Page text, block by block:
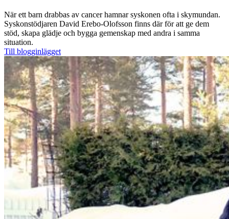
När ett barn drabbas av cancer hamnar syskonen ofta i skymundan.
Syskonstödjaren David Erebo-Olofsson finns där för att ge dem
stöd, skapa glädje och bygga gemenskap med andra i samma
situation.
Till blogginlägget